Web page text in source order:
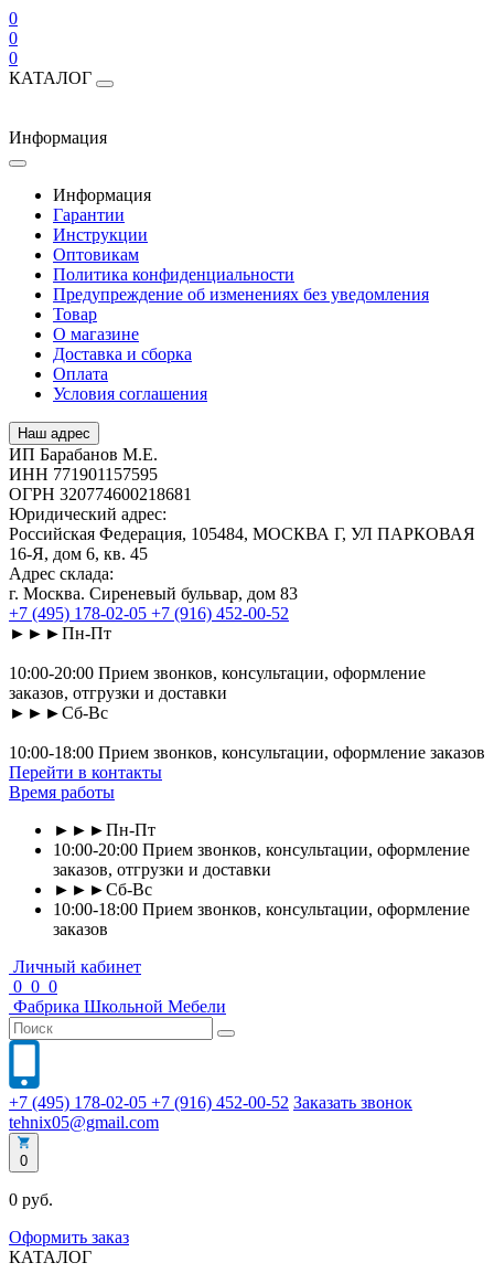
0
0
0
КАТАЛОГ
Информация
Информация
Гарантии
Инструкции
Оптовикам
Политика конфиденциальности
Предупреждение об изменениях без уведомления
Товар
О магазине
Доставка и сборка
Оплата
Условия соглашения
Наш адрес
ИП Барабанов М.Е.
ИНН 771901157595
ОГРН 320774600218681
Юридический адрес:
Российская Федерация, 105484, МОСКВА Г, УЛ ПАРКОВАЯ
16-Я, дом 6, кв. 45
Адрес склада:
г. Москва. Сиреневый бульвар, дом 83
+7 (495) 178-02-05 +7 (916) 452-00-52
►►►Пн-Пт
10:00-20:00 Прием звонков, консультации, оформление
заказов, отгрузки и доставки
►►►Сб-Вс
10:00-18:00 Прием звонков, консультации, оформление заказов
Перейти в контакты
Время работы
►►►Пн-Пт
10:00-20:00 Прием звонков, консультации, оформление
заказов, отгрузки и доставки
►►►Сб-Вс
10:00-18:00 Прием звонков, консультации, оформление
заказов
Личный кабинет
0 0 0
Фабрика Школьной Мебели
+7 (495) 178-02-05 +7 (916) 452-00-52 Заказать звонок
tehnix05@gmail.com
0
0 руб.
Оформить заказ
КАТАЛОГ